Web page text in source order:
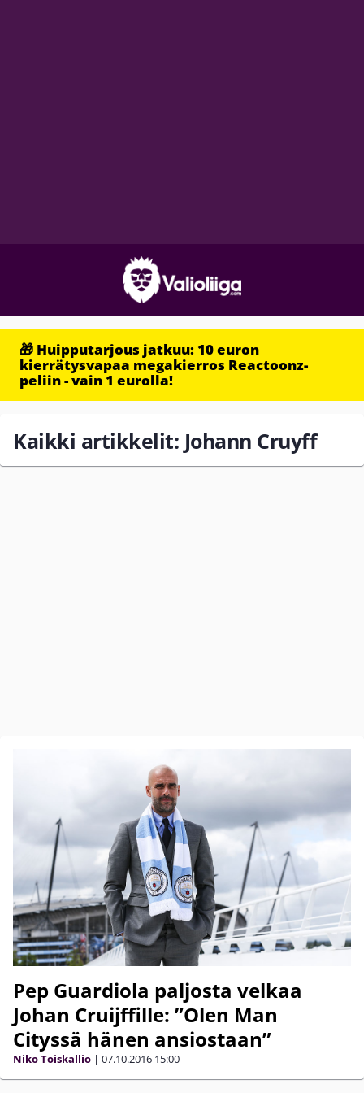
🎁 Huipputarjous jatkuu: 10 euron
kierrätysvapaa megakierros Reactoonz-
peliin - vain 1 eurolla!
Kaikki artikkelit: Johann Cruyff
Pep Guardiola paljosta velkaa
Johan Cruijffille: ”Olen Man
Cityssä hänen ansiostaan”
Niko Toiskallio | 07.10.2016 15:00